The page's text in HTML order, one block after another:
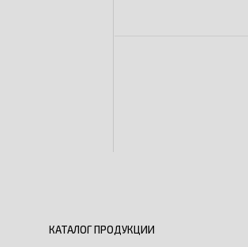
КАТАЛОГ ПРОДУКЦИИ